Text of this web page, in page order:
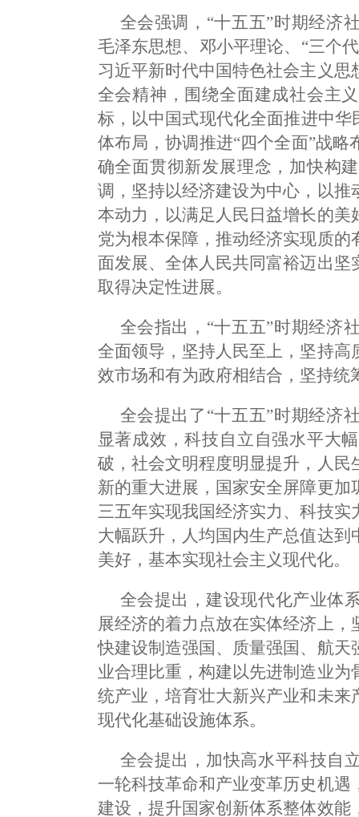
全会强调，“十五五”时期经济
毛泽东思想、邓小平理论、“三个
习近平新时代中国特色社会主义
全会精神，围绕全面建成社会主
标，以中国式现代化全面推进中
体布局，协调推进“四个全面”战
确全面贯彻新发展理念，加快构
调，坚持以经济建设为中心，以
本动力，以满足人民日益增长的
党为根本保障，推动经济实现质
面发展、全体人民共同富裕迈出
取得决定性进展。
全会指出，“十五五”时期经济
全面领导，坚持人民至上，坚持
效市场和有为政府相结合，坚持统
全会提出了“十五五”时期经济
显著成效，科技自立自强水平大
破，社会文明程度明显提升，人
新的重大进展，国家安全屏障更
三五年实现我国经济实力、科技
大幅跃升，人均国内生产总值达
美好，基本实现社会主义现代化。
全会提出，建设现代化产业体
展经济的着力点放在实体经济上
快建设制造强国、质量强国、航
业合理比重，构建以先进制造业
统产业，培育壮大新兴产业和未
现代化基础设施体系。
全会提出，加快高水平科技自
一轮科技革命和产业变革历史机
建设，提升国家创新体系整体效